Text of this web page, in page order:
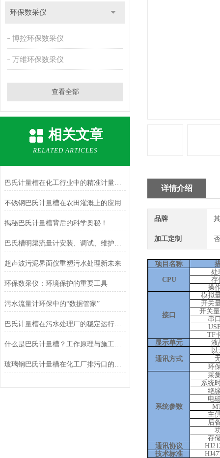
环保数采仪
博控环保数采仪
万维环保数采仪
查看全部
相关文章
RELATED ARTICLES
巴氏计量槽在化工行业中的精准计量应用
不锈钢巴氏计量槽在农田灌溉上的应用
揭秘巴氏计量槽背后的科学奥秘！
巴氏槽明渠流量计安装、调试、维护全攻略
超声波污泥界面仪重塑污水处理新未来
环保数采仪：环境保护的重要工具
污水流量计环保中的“数据管家”
巴氏计量槽在污水处理厂的稳定运行与效果评估
什么是巴氏计量槽？工作原理与施工要点
玻璃钢巴氏计量槽在化工厂排污口的应用与优势解析
详情介绍
品牌
加工定制
项目名称
CPU
处
存
操
接口
模拟
开关
开关
串
TF
显示单元
液
通讯方式
以
环
系统参数
采
系统
绝
电
主
后
存
通讯协议
技术标准